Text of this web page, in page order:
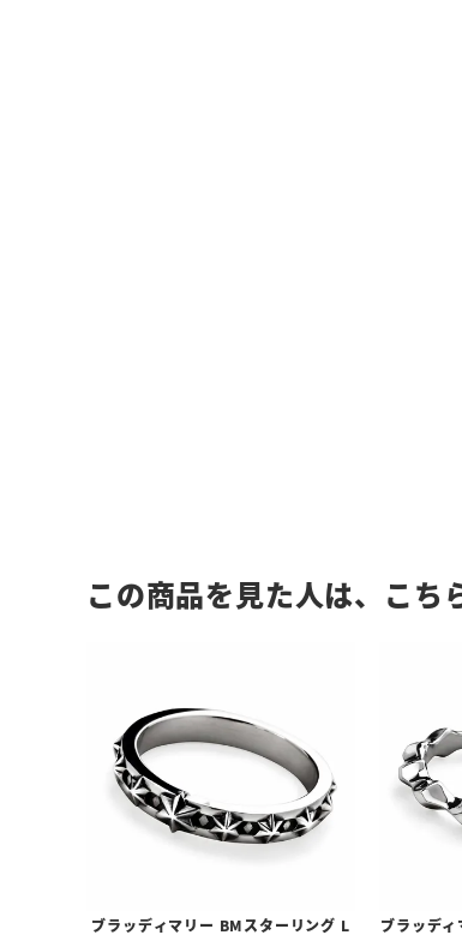
この商品を見た人は、こち
ブラッディマリー BMスターリング L
ブラッデ